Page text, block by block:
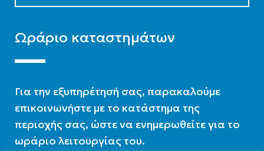
Ωράριο καταστημάτων
Για την εξυπηρέτησή σας, παρακαλούμε
επικοινωνήστε με το κατάστημα της
περιοχής σας, ώστε να ενημερωθείτε για το
ωράριο λειτουργίας του.